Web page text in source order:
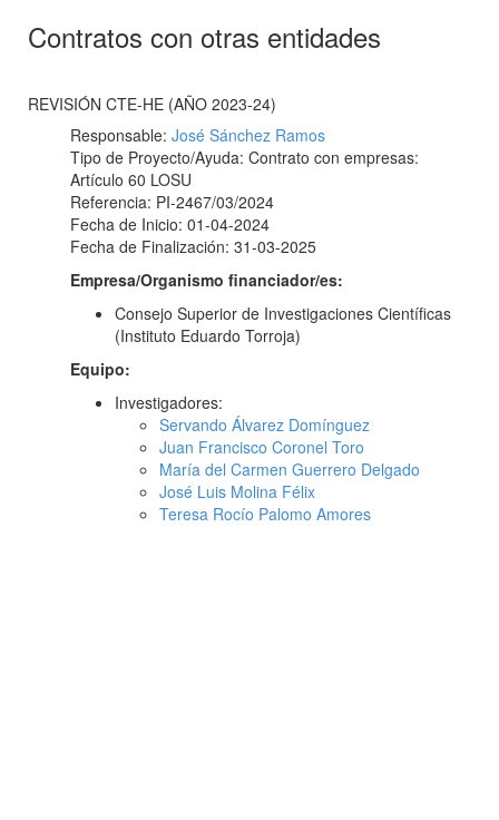
Contratos con otras entidades
REVISIÓN CTE-HE (AÑO 2023-24)
Responsable: José Sánchez Ramos
Tipo de Proyecto/Ayuda: Contrato con empresas:
Artículo 60 LOSU
Referencia: PI-2467/03/2024
Fecha de Inicio: 01-04-2024
Fecha de Finalización: 31-03-2025
Empresa/Organismo financiador/es:
Consejo Superior de Investigaciones Científicas
(Instituto Eduardo Torroja)
Equipo:
Investigadores:
Servando Álvarez Domínguez
Juan Francisco Coronel Toro
María del Carmen Guerrero Delgado
José Luis Molina Félix
Teresa Rocío Palomo Amores